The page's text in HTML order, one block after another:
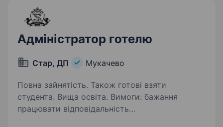
поселення, комунікація…
Адміністратор готелю
Стар, ДП Мукачево
Повна зайнятість. Також готові взяти
студента. Вища освіта. Вимоги: бажання
працювати відповідальність